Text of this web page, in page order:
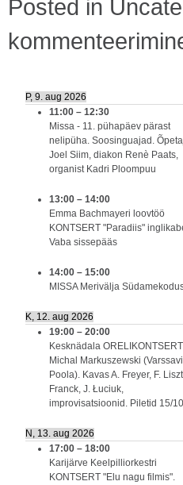
Posted in
P, 9. aug 2026
11:00 – 12:30
Missa - 11. pühapäev pärast
nelipüha. Soosinguajad.
Joel Siim, diakon Renè Paats,
organist Kadri Ploompuu
13:00 – 14:00
Emma Bachmayeri loovtöö
KONTSERT "Paradiis"
Vaba sissepääs
14:00 – 15:00
MISSA Merivälja
K, 12. aug 2026
19:00 – 20:00
Kesknädala
Michal Markuszewski
Poola). Kavas A. Freyer, F.
Franck, J. Łuciuk,
improvisatsioonid. Piletid 15/
N, 13. aug 2026
17:00 – 18:00
Karijärve Keelpilliorkestri
KONTSERT "Elu nagu filmis".